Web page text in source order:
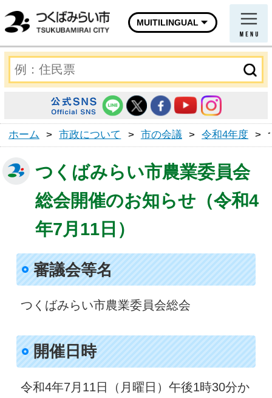
MUITILINGUAL
ホーム > 市政について > 市の会議 > 令和4年度 >
つくばみらい市農業委員会
総会開催のお知らせ（令和4
年7月11日）
審議会等名
つくばみらい市農業委員会総会
開催日時​
令和4年7月11日（月曜日）午後1時30分か